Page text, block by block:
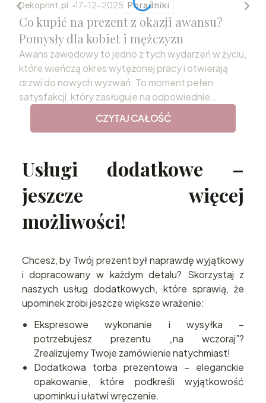
Dekoprint.pl 17-12-2025 Poradniki
Co kupić na prezent z okazji awansu?
Pomysły dla kobiet i mężczyzn
Awans zawodowy to jedno z tych wydarzeń w życiu,
które wieńczą okres wytężonej pracy i otwierają
drzwi do nowych wyzwań. To moment pełen
satysfakcji, który zasługuje na odpowiednie
uczczenie. Wybór podarunku, który odda rangę tej
chwili i przekaże szczere gratulacje, bywa jednak
gestem, ale również trwałą pamiątką sukcesu,
motywującą do dalszego rozwoju.
CZYTAJ CAŁOŚĆ
Usługi dodatkowe –
jeszcze więcej
możliwości!
Chcesz, by Twój prezent był naprawdę wyjątkowy
i dopracowany w każdym detalu? Skorzystaj z
naszych usług dodatkowych, które sprawią, że
upominek zrobi jeszcze większe wrażenie:
Ekspresowe wykonanie i wysyłka –
potrzebujesz prezentu „na wczoraj”?
Zrealizujemy Twoje zamówienie natychmiast!
Dodatkowa torba prezentowa – eleganckie
opakowanie, które podkreśli wyjątkowość
upominku i ułatwi wręczenie.